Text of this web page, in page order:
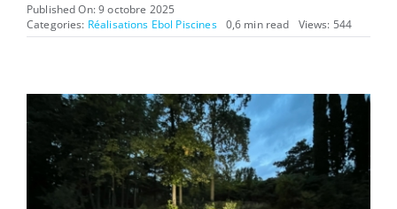
Published On: 9 octobre 2025
Categories: Réalisations Ebol Piscines 0,6 min read Views: 544